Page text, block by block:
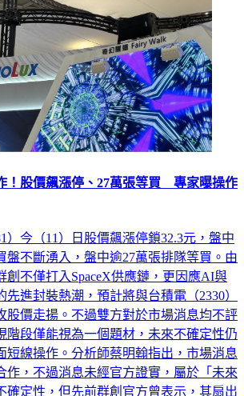
！股價飆漲停、27萬張等買 專家曝操作
）今（11）日股價飆漲停鎖32.3元，盤中
盤不斷湧入，盤中逾27萬張排隊等買。由
創不僅打入SpaceX供應鏈，更因應AI與
先進封裝熱潮，預計將與台積電（2330）
股價走揚。不過雙方對於市場消息均不評
階段僅能視為一個題材，未來不確定性仍
短線操作。分析師蔡明翰指出，市場消息
作，不過消息未經官方證實，屬於「未來